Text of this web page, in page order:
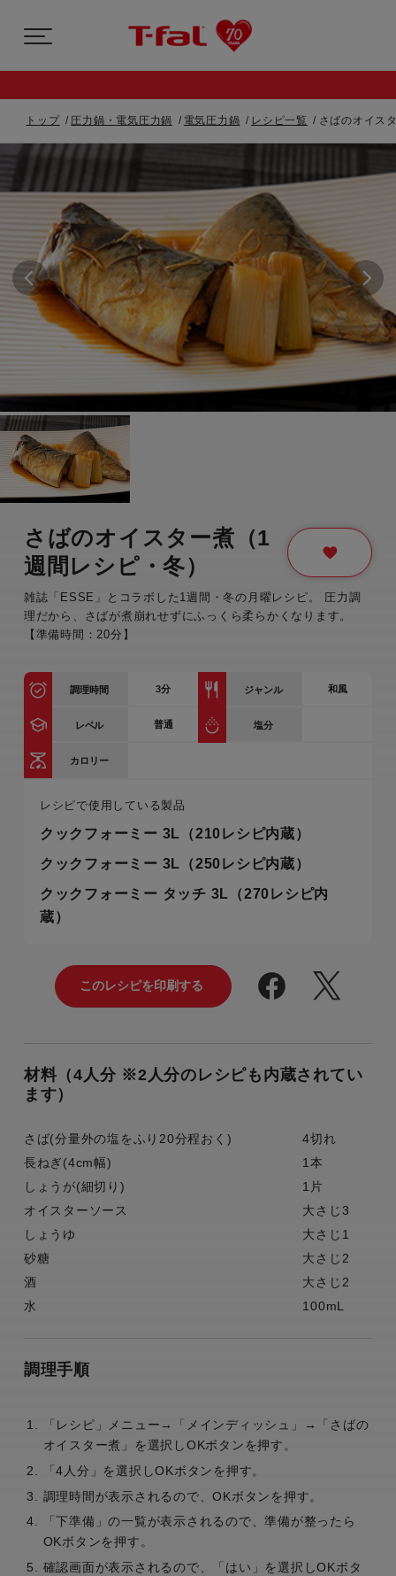
トップ 圧力鍋・電気圧力鍋 電気圧力鍋 レシピ一覧 さばのオイス
さばのオイスター煮（1
週間レシピ・冬）
雑誌「ESSE」とコラボした1週間・冬の月曜レシピ。 圧力調
理だから、さばが煮崩れせずにふっくら柔らかくなります。
【準備時間：20分】
調理時間 3分 ジャンル 和風
レベル 普通 塩分
カロリー
レシピで使用している製品
クックフォーミー 3L（210レシピ内蔵）
クックフォーミー 3L（250レシピ内蔵）
クックフォーミー タッチ 3L（270レシピ内
蔵）
材料（4人分 ※2人分のレシピも内蔵されてい
ます）
さば(分量外の塩をふり20分程おく)
4切れ
長ねぎ(4cm幅)
1本
しょうが(細切り)
1片
オイスターソース
大さじ3
しょうゆ
大さじ1
砂糖
大さじ2
酒
大さじ2
水
100mL
調理手順
「レシピ」メニュー→「メインディッシュ」→「さばの
オイスター煮」を選択しOKボタンを押す。
「4人分」を選択しOKボタンを押す。
調理時間が表示されるので、OKボタンを押す。
「下準備」の一覧が表示されるので、準備が整ったら
OKボタンを押す。
確認画面が表示されるので、「はい」を選択しOKボタ